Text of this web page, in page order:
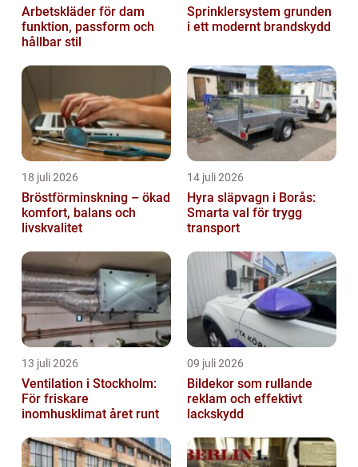
Arbetskläder för dam
funktion, passform och
hållbar stil
Sprinklersystem grunden
i ett modernt brandskydd
18 juli 2026
Bröstförminskning – ökad
komfort, balans och
livskvalitet
14 juli 2026
Hyra släpvagn i Borås:
Smarta val för trygg
transport
13 juli 2026
Ventilation i Stockholm:
För friskare
inomhusklimat året runt
09 juli 2026
Bildekor som rullande
reklam och effektivt
lackskydd